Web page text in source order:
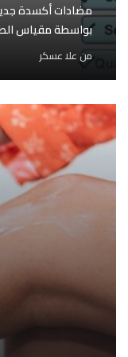
مضادات أكسدة
بواسطة مقياس
من علا عسكر